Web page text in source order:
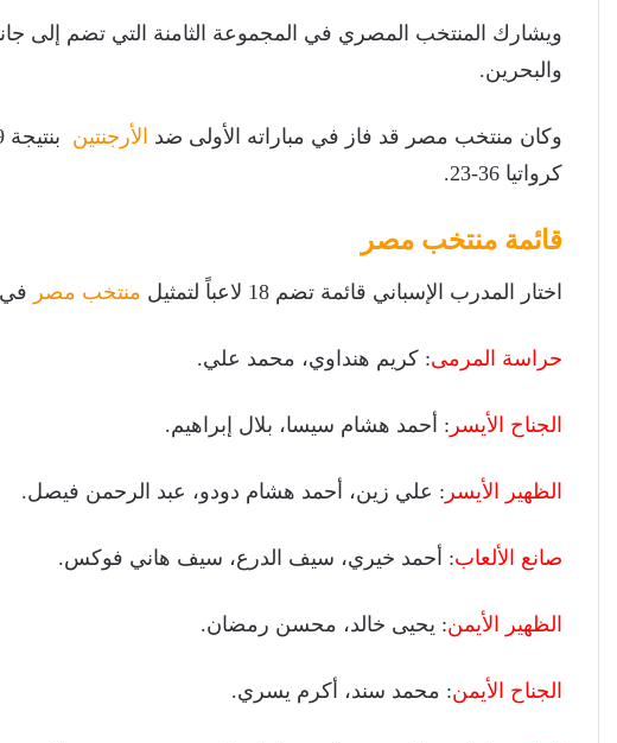
ويشارك المنتخب المصري في المجموعة الثامنة التي تضم إلى
والبحرين.
وكان منتخب مصر قد فاز في مباراته الأولى ضد الأرجنتين
كرواتيا 36-23.
قائمة منتخب مصر
اختار المدرب الإسباني قائمة تضم 18 لاعباً لتمثيل منتخب مصر في
حراسة المرمى: كريم هنداوي، محمد علي.
الجناح الأيسر : أحمد هشام سيسا، بلال إبراهيم.
الظهير الأيسر : علي زين، أحمد هشام دودو، عبد الرحمن فيصل.
صانع الألعاب: أحمد خيري، سيف الدرع، سيف هاني فوكس.
الظهير الأيمن: يحيى خالد، محسن رمضان.
الجناح الأيمن: محمد سند، أكرم يسري.